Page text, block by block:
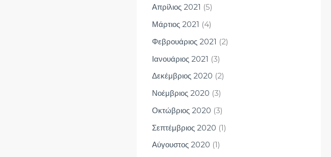
Απρίλιος 2021 (5)
Μάρτιος 2021 (4)
Φεβρουάριος 2021 (2)
Ιανουάριος 2021 (3)
Δεκέμβριος 2020 (2)
Νοέμβριος 2020 (3)
Οκτώβριος 2020 (3)
Σεπτέμβριος 2020 (1)
Αύγουστος 2020 (1)